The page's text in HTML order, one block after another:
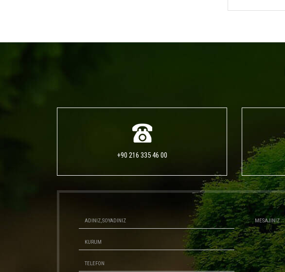
+90 216 335 46 00